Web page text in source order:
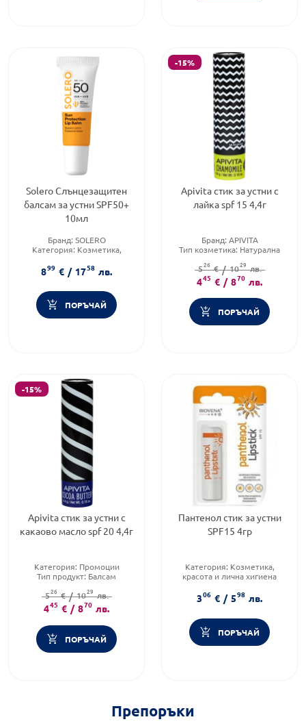
Solero Слънцезащитен
балсам за устни SPF50+
10мл
Бранд: SOLERO
Категория: Козметика,
899 € / 1758 лв.
ПОРЪЧАЙ
-15%
Apivita стик за устни с
лайка spf 15 4,4г
Бранд: APIVITA
Тип козметика: Натурална
Тип продукт:Балсам
526€ / 1029лв.
445 € / 870 лв.
ПОРЪЧАЙ
-15%
Apivita стик за устни с
какаово масло spf 20 4,4г
Категория: Промоции
Тип продукт: Балсам
526€ / 1029лв.
445 € / 870 лв.
ПОРЪЧАЙ
Пантенол стик за устни
SPF15 4гр
Категория: Козметика,
красота и лична хигиена
козметика
Тип продукт:
Балсам
306 € / 598 лв.
ПОРЪЧАЙ
Препоръки